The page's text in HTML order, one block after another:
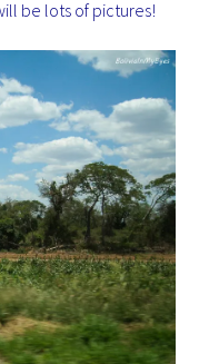
be lots of pictures!